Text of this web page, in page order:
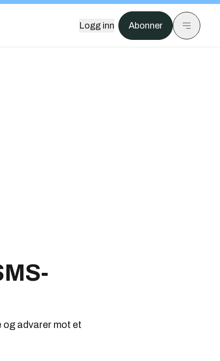
Logg inn Abonner
og advarer mot et